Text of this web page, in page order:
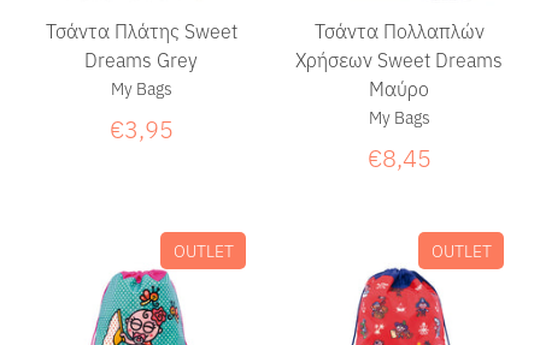
Τσάντα Πλάτης Sweet
Dreams Grey
My Bags
€3,95
Τσάντα Πολλαπλών
Χρήσεων Sweet Dreams
Μαύρο
My Bags
€8,45
OUTLET OUTLET